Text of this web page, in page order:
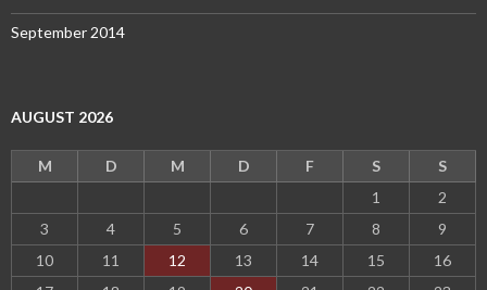
September 2014
AUGUST 2026
M D M D F S
S
1
2
3
4 5 6 7 8
9
10
11 12 13 14 15
16